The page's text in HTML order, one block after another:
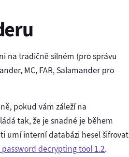
na tradičně silném (pro správu
MC, FAR, Salamander pro
pokud vám záleží na
tak, že je snadné je během
umí interní databázi hesel šifrovat
password decrypting tool 1.2.